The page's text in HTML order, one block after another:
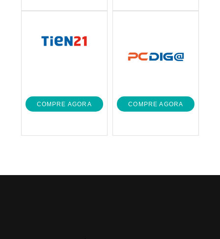
COMPRE AGORA COMPRE AGORA